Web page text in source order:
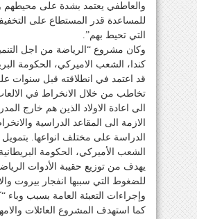
والعاطفي يعتمد بشدة على محيطهم
للمساعدة قدر المستطاع على
التي تحيط بهم”.
وكان مشروع “الرياضة من اجل
كندا، الشعب الاميركي، الحكومة
قد اعتمد في انطلاقته قبل سنوات
تخاطب من خلال الانخراط في
الى اعادة الاولاد الذين هم خارج
الازمة الى المقاعد الدراسية
الدراسة على مختلف انواعها.
الشعب الأميركي، الحكومة
يهدف من توزيع حقيبة الأدوات
للضغوط التي سببها انفجار بيروت
وإجراءات التعبئة العامة بسبب وباء
كما استهدف المشروع العائلات